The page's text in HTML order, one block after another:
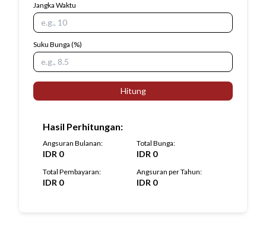
Jangka Waktu
Suku Bunga (%)
Hitung
Hasil Perhitungan:
Angsuran Bulanan:
IDR 0
Total Bunga:
IDR 0
Total Pembayaran:
IDR 0
Angsuran per Tahun:
IDR 0